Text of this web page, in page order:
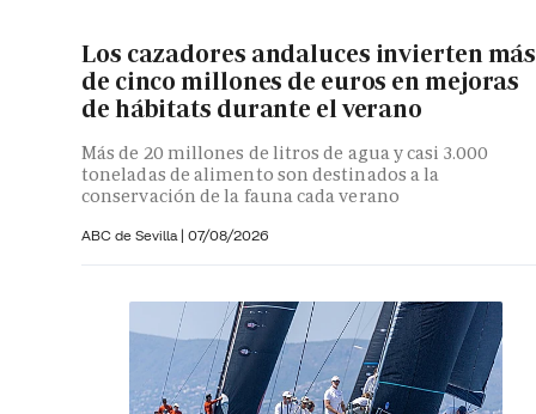
Los cazadores andaluces invierten más
de cinco millones de euros en mejoras
de hábitats durante el verano
Más de 20 millones de litros de agua y casi 3.000
toneladas de alimento son destinados a la
conservación de la fauna cada verano
ABC de Sevilla | 07/08/2026